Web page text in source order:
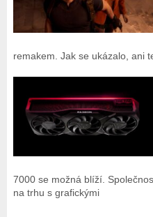
remakem. Jak se ukázalo, ani
7000 se možná blíží.
na trhu s grafickými